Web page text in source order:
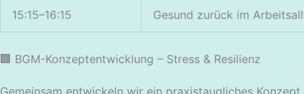
15:15–16:15 Gesund zurück im
🏢 BGM-Konzeptentwicklung – Stress & Resilienz
Gemeinsam entwickeln wir ein praxistaugliches